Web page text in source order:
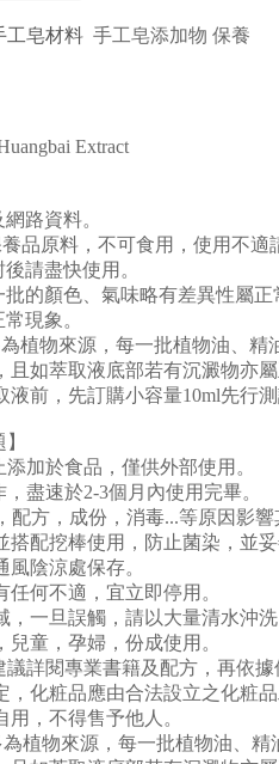
工皂材料 手工皂添加物 保養
Extract
路資料。
品原料，不可食用，使用不適
請盡快使用。
的顏色、氣味略有差異性屬正
現象。
植物來源，每一批植物油、
且如萃取液底部若有沉澱物亦
液前，先訂購小容量10ml先行
加於食品，僅供外部使用。
盡速於2-3個月內使用完畢。
方，成份，消毒...等原因影響
配挖棒使用，防止菌染，並
陰涼處保存。
何不適，宜立即停用。
一旦誤觸，請以大量清水沖
童，孕婦，份成使用。
詳閱專業書籍及配方，再依據
化粧品應由合法設立之化粧
，不得售予他人。
植物來源，每一批植物油、